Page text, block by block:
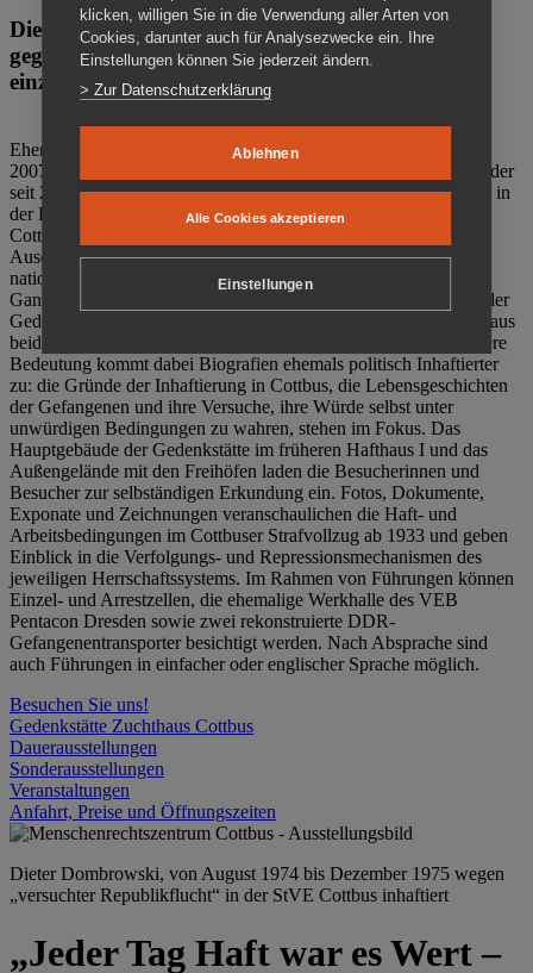
Die Gedenkstätte Zuchthaus Cottbus ist ein Ort
gegen das Vergessen. Anschaulich, nah und
einzigartig.
Ehemalige politische Häftlinge der DDR gründeten im Oktober
2007 den Verein Menschenrechtszentrum Cottbus e. V. (MRZ), der
seit 2011 Eigentümer des ehemaligen Gefängnisses (1860-2002) in
der Bautzener Straße und Träger der Gedenkstätte Zuchthaus
Cottbus ist. Im Zentrum der Arbeit der Gedenkstätte steht die
Auseinandersetzung mit politischem Unrecht während der
nationalsozialistischen Terrorherrschaft und der SED-Diktatur.
Ganzjährig zeigen mehrere Dauer- und Sonderausstellungen in der
Gedenkstätte Zuchthaus Cottbus Beispiele politischen Unrechts aus
beiden deutschen Diktaturen des 20. Jahrhunderts. Eine besondere
Bedeutung kommt dabei Biografien ehemals politisch Inhaftierter
zu: die Gründe der Inhaftierung in Cottbus, die Lebensgeschichten
der Gefangenen und ihre Versuche, ihre Würde selbst unter
unwürdigen Bedingungen zu wahren, stehen im Fokus. Das
Hauptgebäude der Gedenkstätte im früheren Hafthaus I und das
Außengelände mit den Freihöfen laden die Besucherinnen und
Besucher zur selbständigen Erkundung ein. Fotos, Dokumente,
Exponate und Zeichnungen veranschaulichen die Haft- und
Arbeitsbedingungen im Cottbuser Strafvollzug ab 1933 und geben
Einblick in die Verfolgungs- und Repressionsmechanismen des
jeweiligen Herrschaftssystems. Im Rahmen von Führungen können
Einzel- und Arrestzellen, die ehemalige Werkhalle des VEB
Pentacon Dresden sowie zwei rekonstruierte DDR-
Gefangenentransporter besichtigt werden. Nach Absprache sind
auch Führungen in einfacher oder englischer Sprache möglich.
Besuchen Sie uns!
Gedenkstätte Zuchthaus Cottbus
Dauerausstellungen
Sonderausstellungen
Veranstaltungen
Anfahrt, Preise und Öffnungszeiten
Dieter Dombrowski, von August 1974 bis Dezember 1975 wegen
„versuchter Republikflucht“ in der StVE Cottbus inhaftiert
„Jeder Tag Haft war es Wert –
klicken, willigen Sie in die Verwendung aller Arten von
Cookies, darunter auch für Analysezwecke ein. Ihre
Einstellungen können Sie jederzeit ändern.
> Zur Datenschutzerklärung
Ablehnen
Alle Cookies akzeptieren
Einstellungen